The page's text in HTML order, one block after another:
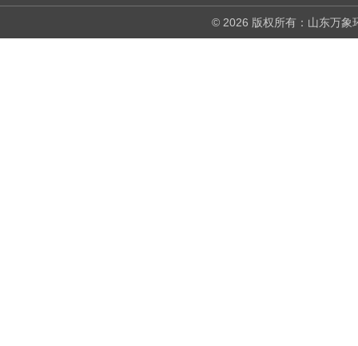
© 2026 版权所有：山东万